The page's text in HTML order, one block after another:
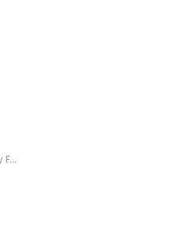
21 авто